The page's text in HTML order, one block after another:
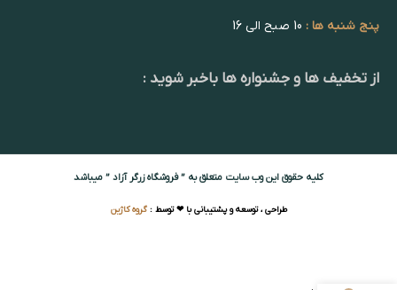
پنج شنبه ها :
از تخفیف ها و جشنواره ها باخبر شوید :
کلیه حقوق این وب سایت متعلق به ” فروشگاه زرگر آزاد ” میباشد
طراحی ، توسعه و پشتیبانی با ❤ توسط :گروه کاژین